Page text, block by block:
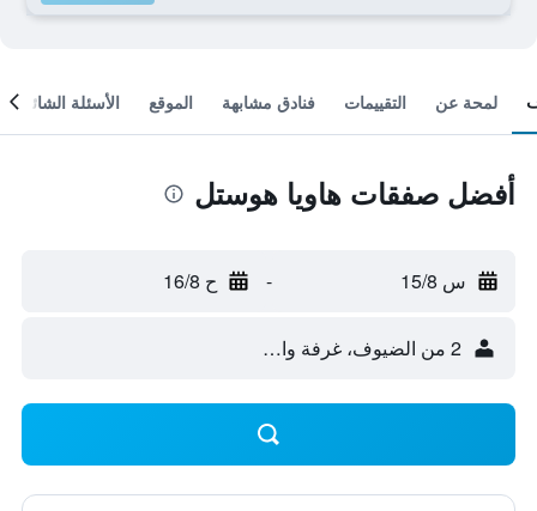
لمحة عن التقييمات فنادق مشابهة الموقع الأسئلة الشائعة
أفضل صفقات هاويا هوستل
س 15/8 - ح 16/8
2 من الضيوف، غرفة واحدة